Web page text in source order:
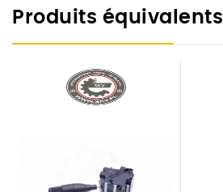
Produits équivalents